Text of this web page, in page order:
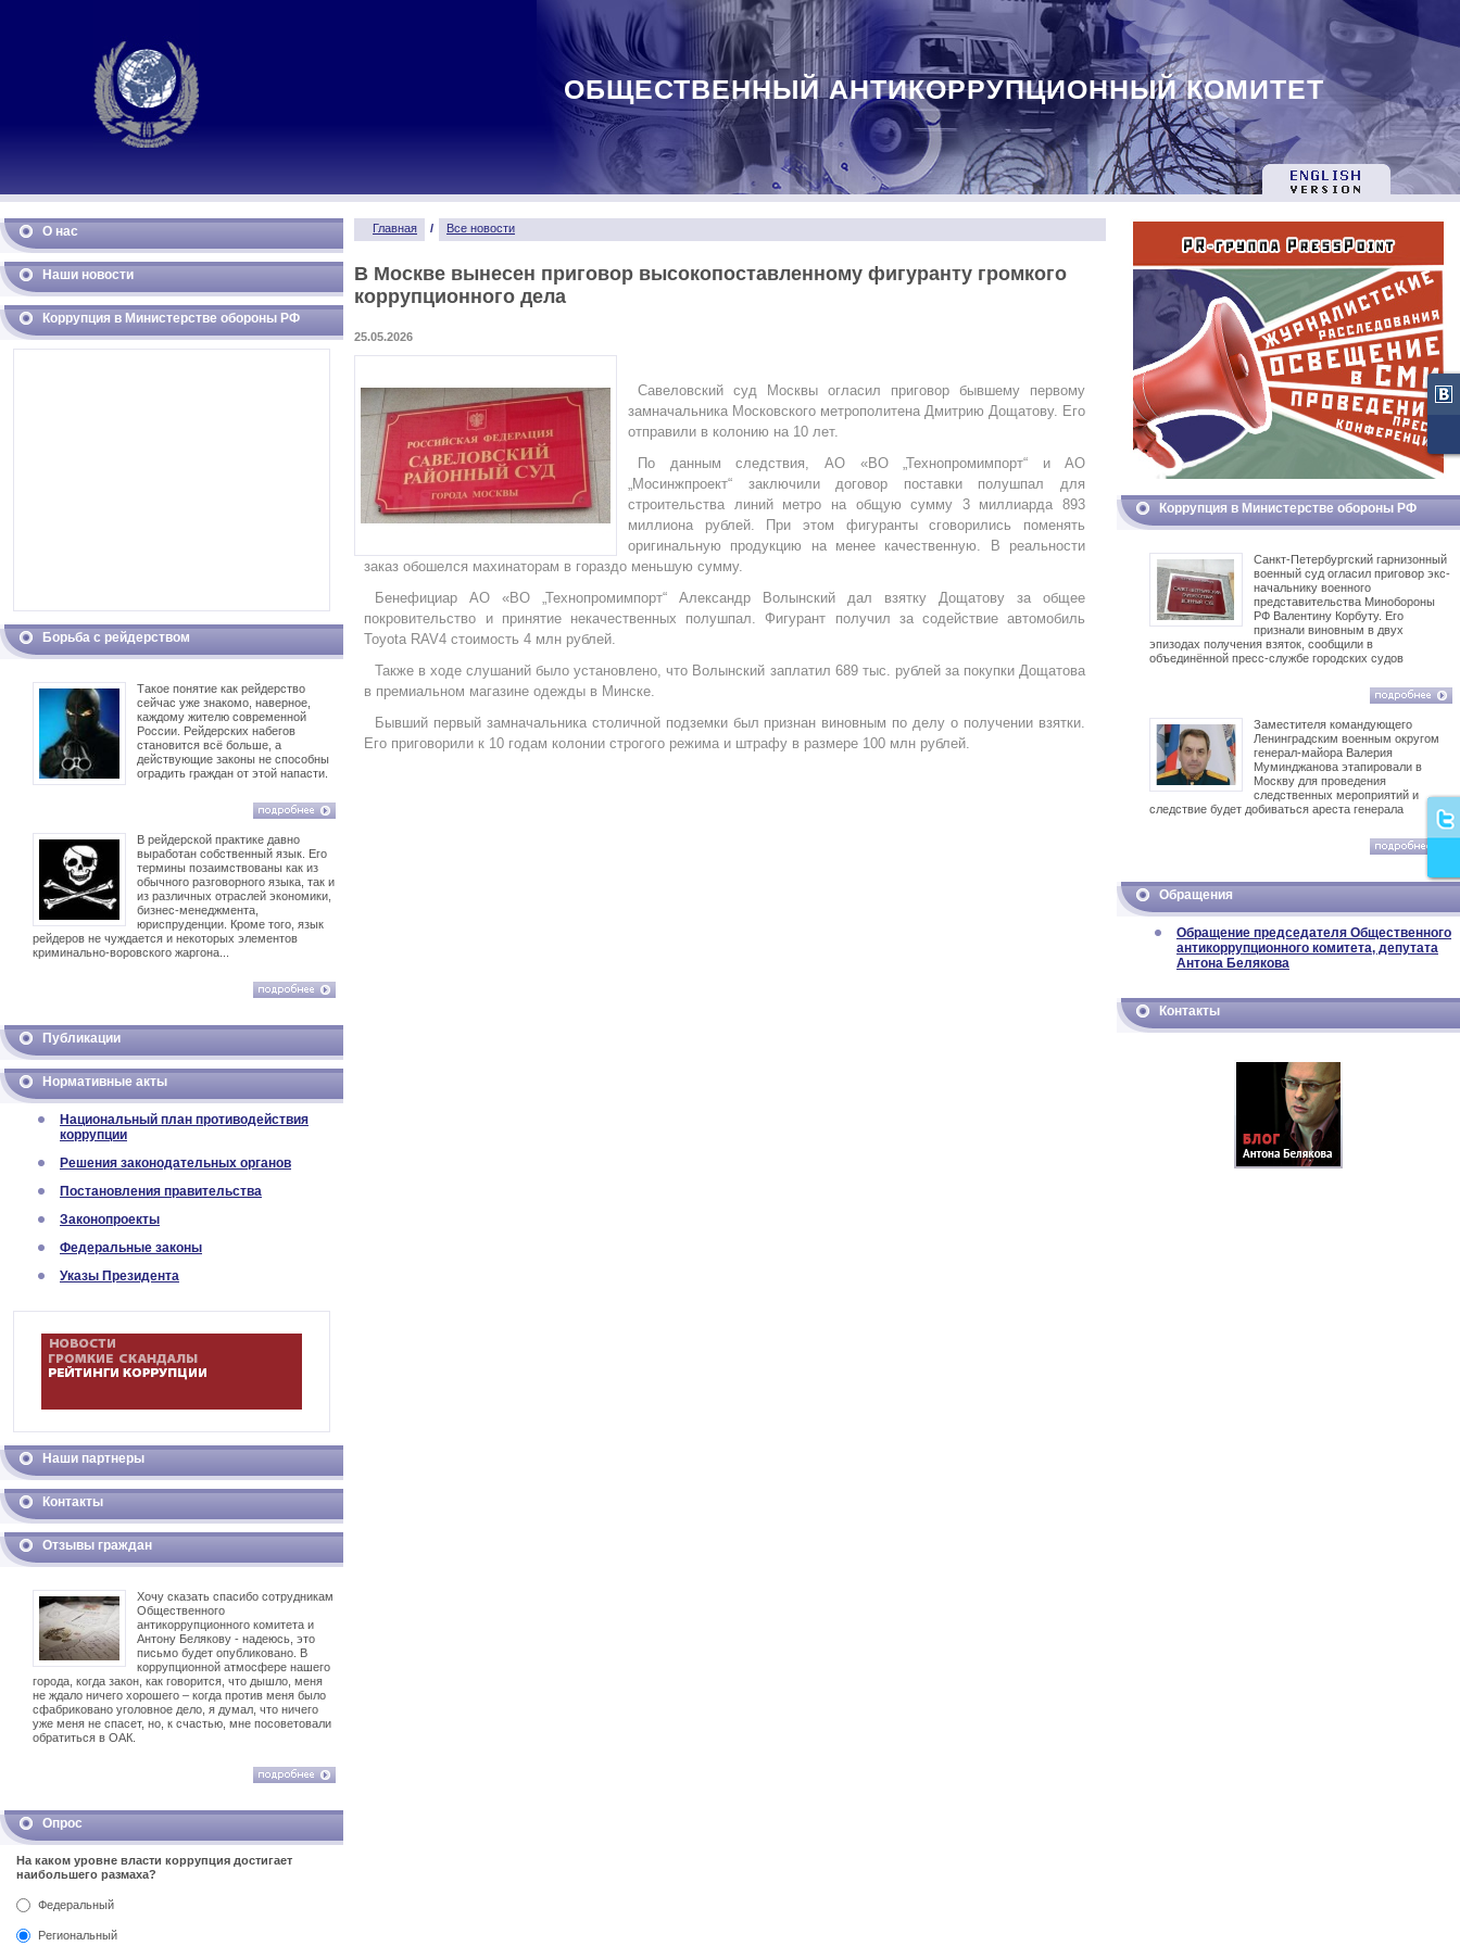
ОБЩЕСТВЕННЫЙ АНТИКОРРУПЦИОННЫЙ КОМИТЕТ
О нас
Наши новости
Коррупция в Министерстве обороны РФ
Борьба с рейдерством
Такое понятие как рейдерство
сейчас уже знакомо, наверное,
каждому жителю современной
России. Рейдерских набегов
становится всё больше, а
действующие законы не способны
оградить граждан от этой напасти.
В рейдерской практике давно
выработан собственный язык. Его
термины позаимствованы как из
обычного разговорного языка, так и
из различных отраслей экономики,
бизнес-менеджмента,
юриспруденции. Кроме того, язык
рейдеров не чуждается и некоторых элементов
криминально-воровского жаргона...
Публикации
Нормативные акты
Национальный план противодействия
коррупции
Решения законодательных органов
Постановления правительства
Законопроекты
Федеральные законы
Указы Президента
Наши партнеры
Контакты
Отзывы граждан
Хочу сказать спасибо сотрудникам
Общественного
антикоррупционного комитета и
Антону Белякову - надеюсь, это
письмо будет опубликовано. В
коррупционной атмосфере нашего
города, когда закон, как говорится, что дышло, меня
не ждало ничего хорошего – когда против меня было
сфабриковано уголовное дело, я думал, что ничего
уже меня не спасет, но, к счастью, мне посоветовали
обратиться в ОАК.
Опрос
На каком уровне власти коррупция достигает
наибольшего размаха?
Федеральный
Региональный
Главная / Все новости
В Москве вынесен приговор высокопоставленному фигуранту громкого
коррупционного дела
25.05.2026
Савеловский суд Москвы огласил приговор бывшему первому
замначальника Московского метрополитена Дмитрию Дощатову. Его
отправили в колонию на 10 лет.
По данным следствия, АО «ВО „Технопромимпорт“ и АО
„Мосинжпроект“ заключили договор поставки полушпал для
строительства линий метро на общую сумму 3 миллиарда 893
миллиона рублей. При этом фигуранты сговорились поменять
оригинальную продукцию на менее качественную. В реальности
заказ обошелся махинаторам в гораздо меньшую сумму.
Бенефициар АО «ВО „Технопромимпорт“ Александр Волынский дал взятку Дощатову за общее
покровительство и принятие некачественных полушпал. Фигурант получил за содействие автомобиль
Toyota RAV4 стоимость 4 млн рублей.
Также в ходе слушаний было установлено, что Волынский заплатил 689 тыс. рублей за покупки Дощатова
в премиальном магазине одежды в Минске.
Бывший первый замначальника столичной подземки был признан виновным по делу о получении взятки.
Его приговорили к 10 годам колонии строгого режима и штрафу в размере 100 млн рублей.
Коррупция в Министерстве обороны РФ
Санкт-Петербургский гарнизонный
военный суд огласил приговор экс-
начальнику военного
представительства Минобороны
РФ Валентину Корбуту. Его
признали виновным в двух
эпизодах получения взяток, сообщили в
объединённой пресс-службе городских судов
Заместителя командующего
Ленинградским военным округом
генерал-майора Валерия
Муминджанова этапировали в
Москву для проведения
следственных мероприятий и
следствие будет добиваться ареста генерала
Обращения
Обращение председателя Общественного
антикоррупционного комитета, депутата
Антона Белякова
Контакты